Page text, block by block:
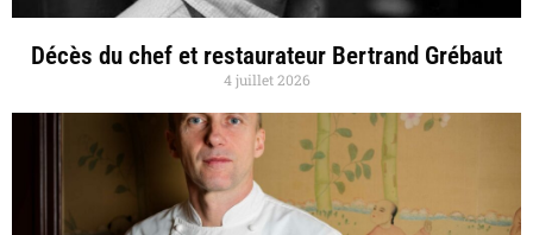
Décès du chef et restaurateur Bertrand Grébaut
4 juillet 2026